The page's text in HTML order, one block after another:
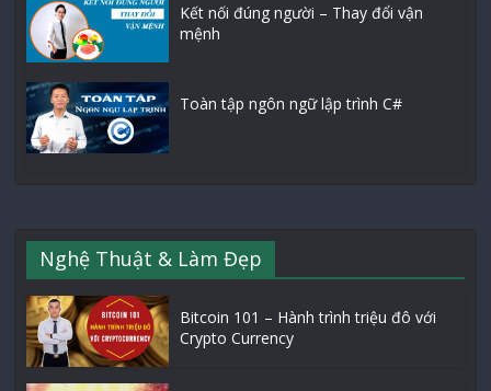
Kết nối đúng người – Thay đổi vận
mệnh
Toàn tập ngôn ngữ lập trình C#
Nghệ Thuật & Làm Đẹp
Bitcoin 101 – Hành trình triệu đô với
Crypto Currency